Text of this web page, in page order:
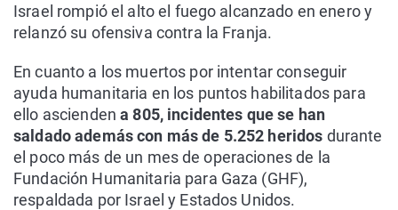
Israel rompió el alto el fuego alcanzado en enero y
relanzó su ofensiva contra la Franja.
En cuanto a los muertos por intentar conseguir
ayuda humanitaria en los puntos habilitados para
ello ascienden a 805, incidentes que se han
saldado además con más de 5.252 heridos durante
el poco más de un mes de operaciones de la
Fundación Humanitaria para Gaza (GHF),
respaldada por Israel y Estados Unidos.